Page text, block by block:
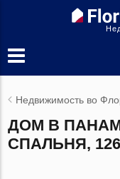
Недвижимость во
ДОМ В
СПАЛЬНЯ,